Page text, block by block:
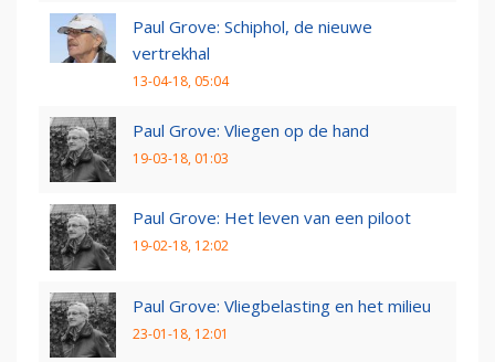
Paul Grove: Schiphol, de nieuwe
vertrekhal
13-04-18, 05:04
Paul Grove: Vliegen op de hand
19-03-18, 01:03
Paul Grove: Het leven van een piloot
19-02-18, 12:02
Paul Grove: Vliegbelasting en het milieu
23-01-18, 12:01